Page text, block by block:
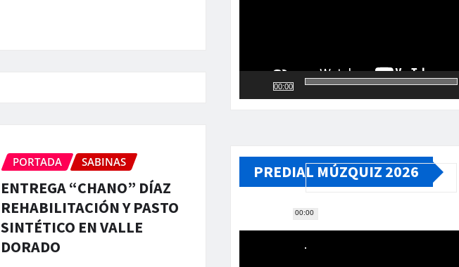
PORTADA SABINAS
ENTREGA “CHANO” DÍAZ
REHABILITACIÓN Y PASTO
SINTÉTICO EN VALLE
DORADO
00:00
00:00
PREDIAL MÚZQUIZ 2026
Reproductor